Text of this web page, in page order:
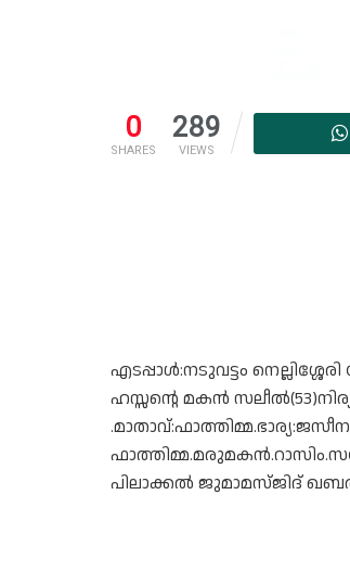
0
SHARES
289
VIEWS
എടപ്പാള്‍:നടുവട്ടം
ഹസ്സന്റെ മകന്‍
പിലാക്കൽ ജുമാമസ്ജിദ്